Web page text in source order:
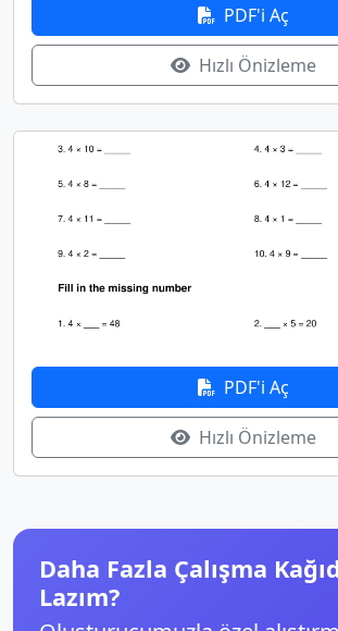
PDF'i Aç
Hızlı Önizleme
PDF'i Aç
Hızlı Önizleme
Daha Fazla Çalışma
Lazım?